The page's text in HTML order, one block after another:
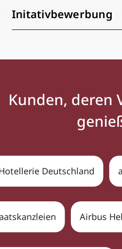
Initativbewerbung
Kunden, deren
Deutschland
Airbus